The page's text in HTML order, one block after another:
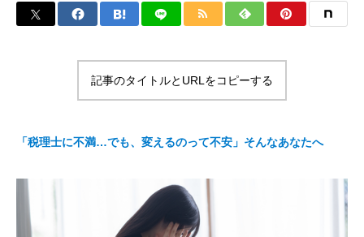
採用情報
記事のタイトルとURLをコピーする
「税理士に不満…でも、変えるのって不安」そんなあなたへ